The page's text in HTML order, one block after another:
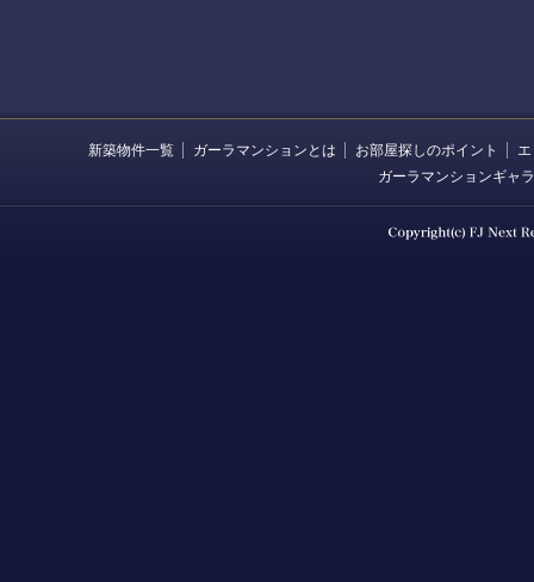
新築物件一覧 ガーラマンションとは お部屋探しのポイント
ガーラマンションギャ